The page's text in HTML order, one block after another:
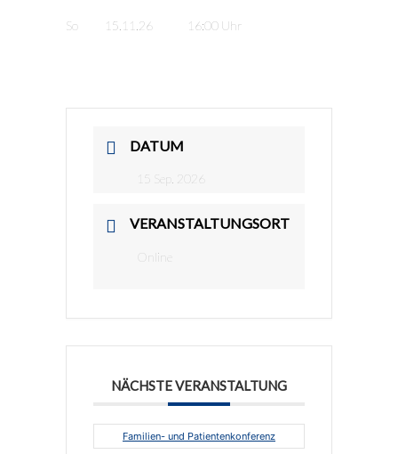
So 15.11.26 16:00 Uhr
DATUM
15 Sep. 2026
VERANSTALTUNGSORT
Online
NÄCHSTE VERANSTALTUNG
Familien- und Patientenkonferenz